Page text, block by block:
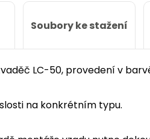
Soubory ke stažení
LC-50, provedení v
na konkrétním typu.